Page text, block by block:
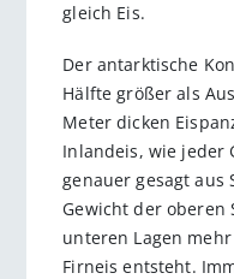
gleich Eis.
Der antarktische
Hälfte größer als
Meter dicken
Inlandeis, wie jeder
genauer gesagt aus
Gewicht der oberen
unteren Lagen
Firneis entsteht.